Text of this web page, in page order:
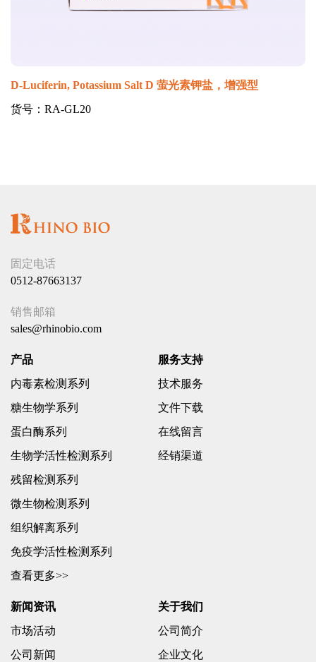
D-Luciferin, Potassium Salt D 萤光素钾盐，增强型
货号：RA-GL20
固定电话
0512-87663137
销售邮箱
sales@rhinobio.com
产品
内毒素检测系列
糖生物学系列
蛋白酶系列
生物学活性检测系列
残留检测系列
微生物检测系列
组织解离系列
免疫学活性检测系列
查看更多>>
服务支持
技术服务
文件下载
在线留言
经销渠道
新闻资讯
市场活动
公司新闻
关于我们
公司简介
企业文化